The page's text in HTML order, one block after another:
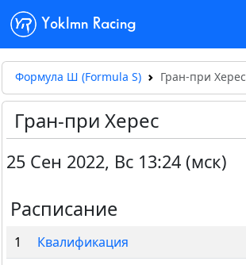
Yoklmn Racing
Формула Ш (Formula S) Гран-при Херес
Гран-при Херес
25 Сен 2022, Вс 13:24 (мск)
Расписание
1
Квалификация